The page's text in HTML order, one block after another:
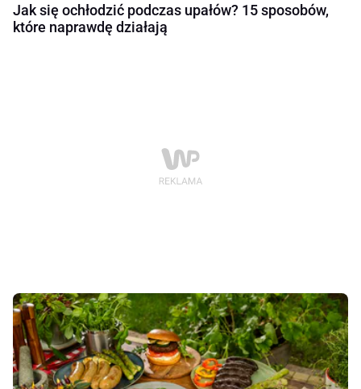
Jak się ochłodzić podczas upałów? 15 sposobów,
które naprawdę działają